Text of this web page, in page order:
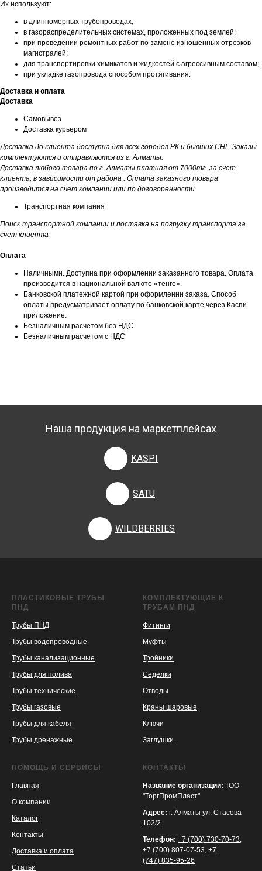
Их используют:
в длинномерных трубопроводах;
в газораспределительных системах, проложенных под землей;
при проведении ремонтных работ по замене изношенных отрезков
магистралей;
для транспортировки химикатов и жидкостей с агрессивным составом;
при укладке газопровода способом протягивания.
Доставка и оплата
Доставка
Самовывоз
Доставка курьером
Доставка до клиента доступна для всех городов РК и бывших СНГ. Заказы
комплектуются и отправляются из г. Алматы.
Доставка любого товара по г. Алматы платная от 7000тг. за счет
клиента, в зависимости от района . Оплата заказного товара
производится на счет компании или по договоренности.
Транспортная компания
Поиск транспортной компании и поставка на погрузку транспорта за
счет клиента
Оплата
Наличными. Доступна при оформлении заказанного товара. Оплата
производится в национальной валюте «тенге».
Банковской платежной картой при оформлении заказа. Способ
оплаты предусматривает оплату по банковской карте через Каспи
приложение.
Безналичным расчетом без НДС
Безналичным расчетом с НДС
Наша продукция на маркетплейсах
KASPI
KASPI
SATU
SATU
WILDBERRIES
WILDBERRIES
ПЛАСТИКОВЫЕ ТРУБЫ
ПНД
Трубы ПНД
Трубы водопроводные
Трубы канализационные
Трубы для полива
Трубы технические
Трубы газовые
Трубы для кабеля
Трубы дренажные
КОМПЛЕКТУЮЩИЕ К
ТРУБАМ ПНД
Фитинги
Муфты
Тройники
Седелки
Отводы
Краны шаровые
Ключи
Заглушки
ПОМОЩЬ И СЕРВИСЫ
Главная
О компании
Каталог
Контакты
Доставка и оплата
Статьи
КОНТАКТЫ
Название организации: ТОО
"ТоргПромПласт"
Адрес: г. Алматы ул. Стасова
102/2
Телефон: +7 (700) 730-70-73,
+7 (700) 807-07-53, +7
(747) 835-95-26